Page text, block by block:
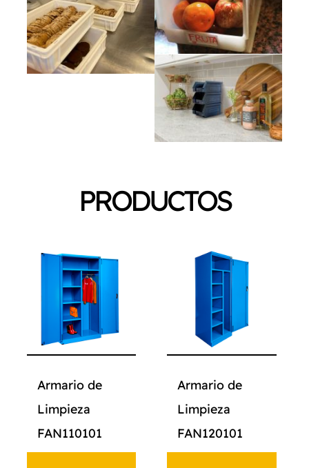
PRODUCTOS
Armario de
Limpieza
FAN110101
Armario de
Limpieza
FAN120101